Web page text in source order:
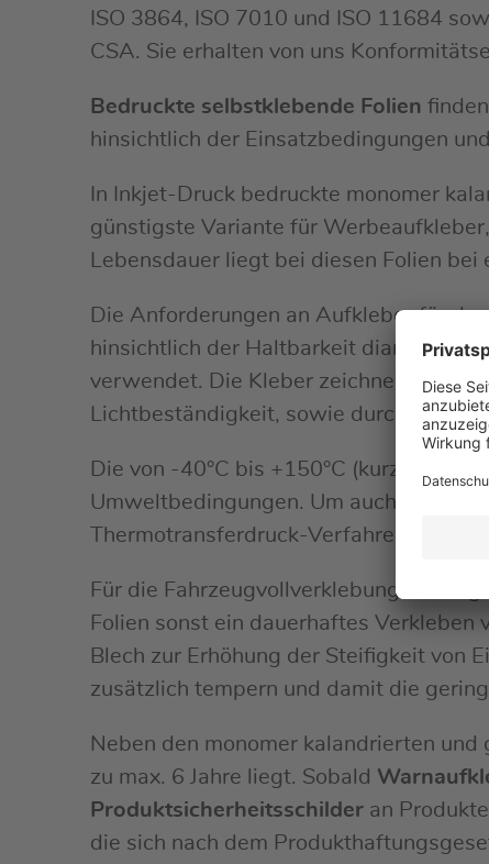
ISO 3864, ISO 7010 und ISO 11684
CSA. Sie erhalten von uns
Bedruckte selbstklebende Folien
hinsichtlich der Einsatzbedingungen
In Inkjet-Druck bedruckte monomer
günstigste Variante für
Lebensdauer liegt bei diesen Folien bei
Die Anforderungen an Aufkleber für
hinsichtlich der Haltbarkeit diametral
verwendet. Die Kleber zeichnen sich
Lichtbeständigkeit, sowie durch eine
Die von -40°C bis +150°C (kurzfristig
Umweltbedingungen. Um auch eine
Thermotransferdruck-Verfahren
Für die Fahrzeugvollverklebung
Folien sonst ein dauerhaftes
Blech zur Erhöhung der Steifigkeit von
zusätzlich tempern und damit die
Neben den monomer kalandrierten
zu max. 6 Jahre liegt. Sobald
Produktsicherheitsschilder an
die sich nach dem